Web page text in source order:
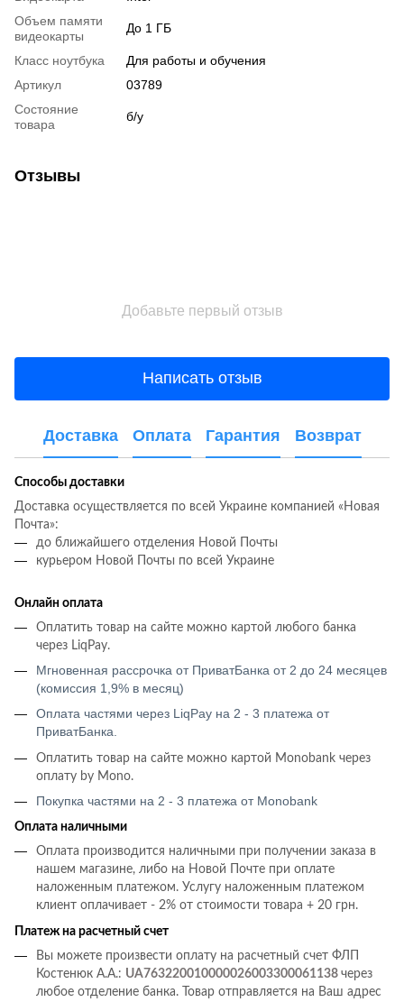
Объем памяти
видеокарты
До 1 ГБ
Класс ноутбука
Для работы и обучения
Артикул
03789
Состояние
товара
б/у
Отзывы
Добавьте первый отзыв
Написать отзыв
Доставка Оплата Гарантия Возврат
Способы доставки
Доставка осуществляется по всей Украине компанией «Новая
Почта»:
до ближайшего отделения Новой Почты
курьером Новой Почты по всей Украине
Онлайн оплата
Оплатить товар на сайте можно картой любого банка
через LiqPay.
Мгновенная рассрочка от ПриватБанка от 2 до 24 месяцев
(комиссия 1,9% в месяц)
Оплата частями через LiqPay на 2 - 3 платежа от
ПриватБанка.
Оплатить товар на сайте можно картой Monobank через
оплату by Mono.
Покупка частями на 2 - 3 платежа от Monobank
Оплата наличными
Оплата производится наличными при получении заказа в
нашем магазине, либо на Новой Почте при оплате
наложенным платежом. Услугу наложенным платежом
клиент оплачивает - 2% от стоимости товара + 20 грн.
Платеж на расчетный счет
Вы можете произвести оплату на расчетный счет ФЛП
Костенюк А.А.: UA763220010000026003300061138 через
любое отделение банка. Товар отправляется на Ваш адрес